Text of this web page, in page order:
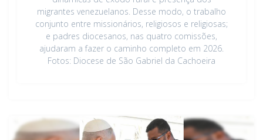
migrantes venezuelanos. Desse modo, o trabalho
conjunto entre missionários, religiosos e religiosas;
e padres diocesanos, nas quatro comissões,
ajudaram a fazer o caminho completo em 2026.
Fotos: Diocese de São Gabriel da Cachoeira